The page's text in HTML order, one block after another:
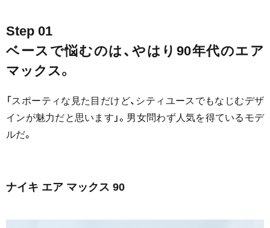
Step 01
ベースで悩むのは、やはり90年代のエア
マックス。
「スポーティな見た目だけど、シティユースでもなじむデザ
インが魅力だと思います」。男女問わず人気を得ているモデ
ルだ。
ナイキ エア マックス 90